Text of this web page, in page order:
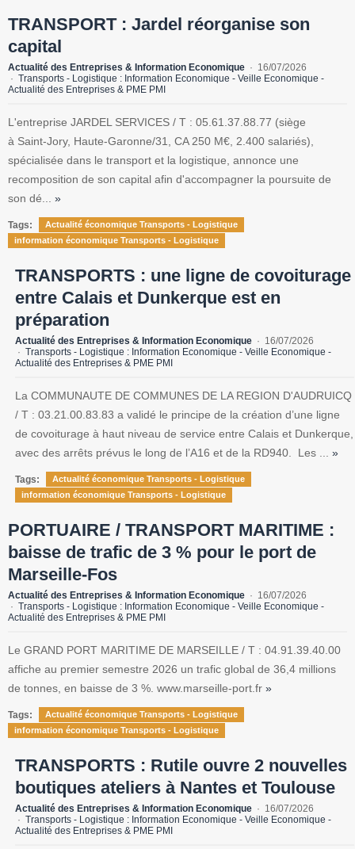
TRANSPORT : Jardel réorganise son
capital
Actualité des Entreprises & Information Economique
16/07/2026
Transports - Logistique : Information Economique - Veille Economique -
Actualité des Entreprises & PME PMI
L'entreprise JARDEL SERVICES / T : 05.61.37.88.77 (siège
à Saint-Jory, Haute-Garonne/31, CA 250 M€, 2.400 salariés),
spécialisée dans le transport et la logistique, annonce une
recomposition de son capital afin d'accompagner la poursuite de
son dé... »
Tags:
Actualité économique Transports - Logistique
information économique Transports - Logistique
TRANSPORTS : une ligne de covoiturage
entre Calais et Dunkerque est en
préparation
Actualité des Entreprises & Information Economique
16/07/2026
Transports - Logistique : Information Economique - Veille Economique -
Actualité des Entreprises & PME PMI
La COMMUNAUTE DE COMMUNES DE LA REGION D'AUDRUICQ
/ T : 03.21.00.83.83 a validé le principe de la création d’une ligne
de covoiturage à haut niveau de service entre Calais et Dunkerque,
avec des arrêts prévus le long de l’A16 et de la RD940. Les ... »
Tags:
Actualité économique Transports - Logistique
information économique Transports - Logistique
PORTUAIRE / TRANSPORT MARITIME :
baisse de trafic de 3 % pour le port de
Marseille-Fos
Actualité des Entreprises & Information Economique
16/07/2026
Transports - Logistique : Information Economique - Veille Economique -
Actualité des Entreprises & PME PMI
Le GRAND PORT MARITIME DE MARSEILLE / T : 04.91.39.40.00
affiche au premier semestre 2026 un trafic global de 36,4 millions
de tonnes, en baisse de 3 %. www.marseille-port.fr »
Tags:
Actualité économique Transports - Logistique
information économique Transports - Logistique
TRANSPORTS : Rutile ouvre 2 nouvelles
boutiques ateliers à Nantes et Toulouse
Actualité des Entreprises & Information Economique
16/07/2026
Transports - Logistique : Information Economique - Veille Economique -
Actualité des Entreprises & PME PMI